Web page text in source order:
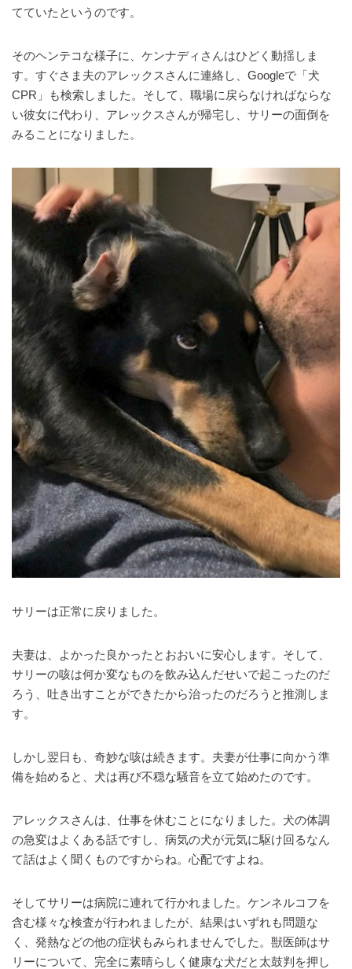
てていたというのです。
そのヘンテコな様子に、ケンナディさんはひどく動揺しま
す。すぐさま夫のアレックスさんに連絡し、Googleで「犬
CPR」も検索しました。そして、職場に戻らなければならな
い彼女に代わり、アレックスさんが帰宅し、サリーの面倒を
みることになりました。
サリーは正常に戻りました。
夫妻は、よかった良かったとおおいに安心します。そして、
サリーの咳は何か変なものを飲み込んだせいで起こったのだ
ろう、吐き出すことができたから治ったのだろうと推測しま
す。
しかし翌日も、奇妙な咳は続きます。夫妻が仕事に向かう準
備を始めると、犬は再び不穏な騒音を立て始めたのです。
アレックスさんは、仕事を休むことになりました。犬の体調
の急変はよくある話ですし、病気の犬が元気に駆け回るなん
て話はよく聞くものですからね。心配ですよね。
そしてサリーは病院に連れて行かれました。ケンネルコフを
含む様々な検査が行われましたが、結果はいずれも問題な
く、発熱などの他の症状もみられませんでした。獣医師はサ
リーについて、完全に素晴らしく健康な犬だと太鼓判を押し